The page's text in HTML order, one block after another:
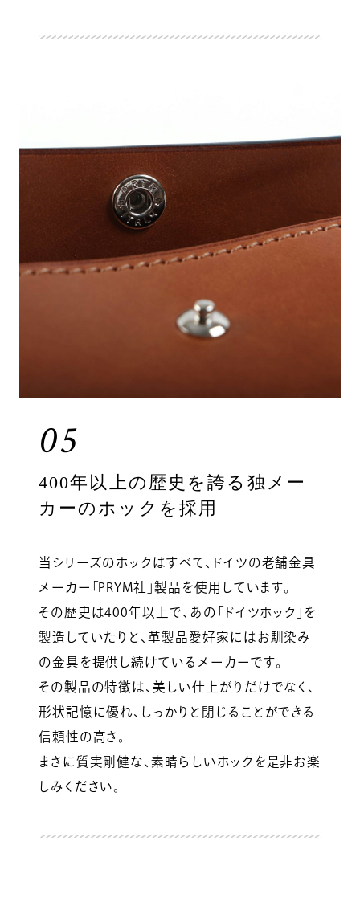
05
400年以上の歴史を誇る独メー
カーのホックを採用
当シリーズのホックはすべて、ドイツの老舗金具
メーカー「PRYM社」製品を使用しています。
その歴史は400年以上で、あの「ドイツホック」を
製造していたりと、革製品愛好家にはお馴染み
の金具を提供し続けているメーカーです。
その製品の特徴は、美しい仕上がりだけでなく、
形状記憶に優れ、しっかりと閉じることができる
信頼性の高さ。
まさに質実剛健な、素晴らしいホックを是非お楽
しみください。